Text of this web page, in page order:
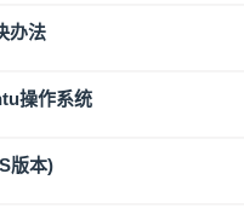
办法
操作系统
版本)